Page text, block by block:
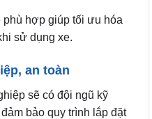
phù hợp giúp tối ưu hóa
sử dụng xe.
an toàn
sẽ có đội ngũ kỹ
bảo quy trình lắp đặt